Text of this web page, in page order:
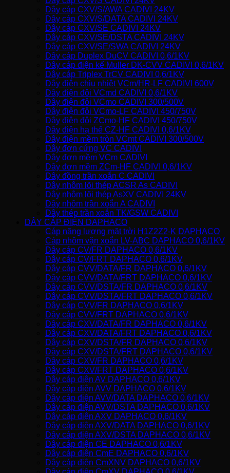
Dây cáp CXV/S/AWA CADIVI 24KV
Dây cáp CXV/S/DATA CADIVI 24KV
Dây cáp CXV/SE CADIVI 24KV
Dây cáp CXV/SE/DSTA CADIVI 24KV
Dây cáp CXV/SE/SWA CADIVI 24KV
Dây cáp Duplex DuCV CADIVI 0,6/1KV
Dây cáp điện kế Muller DK-CVV CADIVI 0,6/1KV
Dây cáp Triplex TrCV CADIVI 0,6/1KV
Dây điện chịu nhiệt VCm/HR-LF CADIVI 600V
Dây điện đôi VCmd CADIVI 0,6/1KV
Dây điện đôi VCmo CADIVI 300/500V
Dây điện đôi VCmo-LF CADIVI 450/750V
Dây điện đôi ZCmo-HF CADIVI 450/750V
Dây điện hạ thế CZ-HF CADIVI 0,6/1KV
Dây điện mềm tròn VCmt CADIVI 300/500V
Dây đơn cứng VC CADIVI
Dây đơn mềm VCm CADIVI
Dây đơn mềm ZCm-HF CADIVI 0,6/1KV
Dây đồng trần xoắn C CADIVI
Dây nhôm lõi thép ACSR As CADIVI
Dây nhôm lõi thép AsXV CADIVI 24KV
Dây nhôm trần xoắn A CADIVI
Dây thép trần xoắn TK/GSW CADIVI
DÂY CÁP ĐIỆN DAPHACO
Cáp năng lượng mặt trời H1Z2Z2-K DAPHACO
Cáp nhôm vặn xoắn LV-ABC DAPHACO 0,6/1KV
Dây cáp CV/FR DAPHACO 0,6/1KV
Dây cáp CV/FRT DAPHACO 0,6/1KV
Dây cáp CVV/DATA/FR DAPHACO 0,6/1KV
Dây cáp CVV/DATA/FRT DAPHACO 0,6/1KV
Dây cáp CVV/DSTA/FR DAPHACO 0,6/1KV
Dây cáp CVV/DSTA/FRT DAPHACO 0,6/1KV
Dây cáp CVV/FR DAPHACO 0,6/1KV
Dây cáp CVV/FRT DAPHACO 0,6/1KV
Dây cáp CXV/DATA/FR DAPHACO 0,6/1KV
Dây cáp CXV/DATA/FRT DAPHACO 0,6/1KV
Dây cáp CXV/DSTA/FR DAPHACO 0,6/1KV
Dây cáp CXV/DSTA/FRT DAPHACO 0,6/1KV
Dây cáp CXV/FR DAPHACO 0,6/1KV
Dây cáp CXV/FRT DAPHACO 0,6/1KV
Dây cáp điện AV DAPHACO 0,6/1KV
Dây cáp điện AVV DAPHACO 0,6/1KV
Dây cáp điện AVV/DATA DAPHACO 0,6/1KV
Dây cáp điện AVV/DSTA DAPHACO 0,6/1KV
Dây cáp điện AXV DAPHACO 0,6/1KV
Dây cáp điện AXV/DATA DAPHACO 0,6/1KV
Dây cáp điện AXV/DSTA DAPHACO 0,6/1KV
Dây cáp điện CE DAPHACO 0,6/1KV
Dây cáp điện CmE DAPHACO 0,6/1KV
Dây cáp điện CmXNV DAPHACO 0,6/1KV